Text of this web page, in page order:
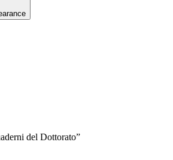
del Dottorato”